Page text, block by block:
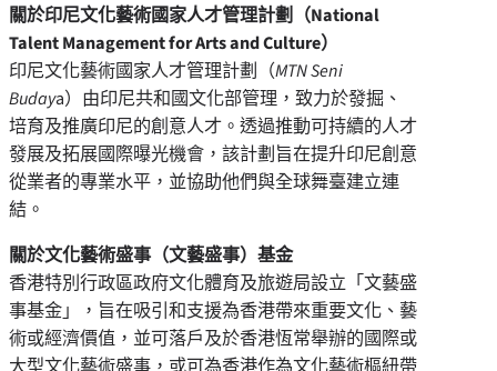
關於印尼文化藝術國家人才管理計劃（National
Talent Management for Arts and Culture）
印尼文化藝術國家人才管理計劃（MTN Seni
Budaya）由印尼共和國文化部管理，致力於發掘、
培育及推廣印尼的創意人才。透過推動可持續的人才
發展及拓展國際曝光機會，該計劃旨在提升印尼創意
從業者的專業水平，並協助他們與全球舞臺建立連
結。
關於文化藝術盛事（文藝盛事）基金
香港特別行政區政府文化體育及旅遊局設立「文藝盛
事基金」，旨在吸引和支援為香港帶來重要文化、藝
術或經濟價值，並可落戶及於香港恆常舉辦的國際或